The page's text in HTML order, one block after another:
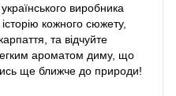
виробника
кожного сюжету,
та відчуйте
ароматом диму, що
ще ближче до природи!